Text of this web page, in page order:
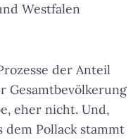
Westfalen
der Anteil
Gesamtbevölkerung
eher nicht. Und,
dem Pollack stammt